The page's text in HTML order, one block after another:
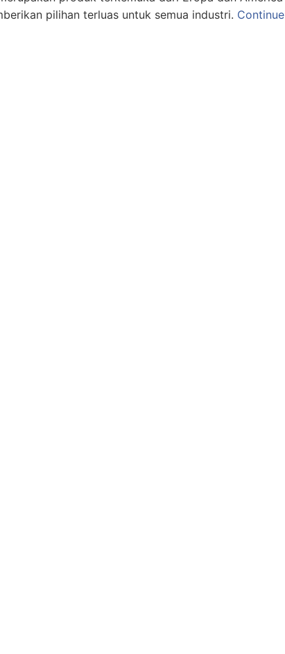
pilihan terluas untuk semua industri. Continue